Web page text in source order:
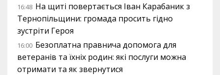
16:48 На щиті повертається Іван Карабаник з
Тернопільщини: громада просить гідно
зустріти Героя
16:00 Безоплатна правнича допомога для
ветеранів та їхніх родин: які послуги можна
отримати та як звернутися